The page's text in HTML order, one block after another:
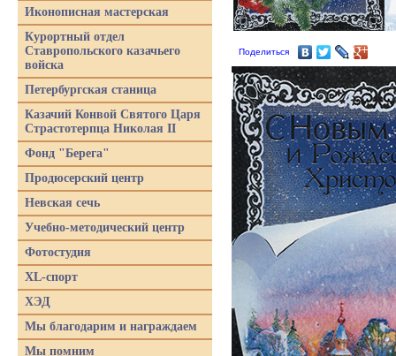
Поделиться
Иконописная мастерская
Курортный отдел
Ставропольского казачьего
войска
Петербургская станица
Казачий Конвой Святого Царя
Страстотерпца Николая II
Фонд "Берега"
Продюсерский центр
Невская сечь
Учебно-методический центр
Фотостудия
XL-спорт
ХЭД
Мы благодарим и награждаем
Мы помним